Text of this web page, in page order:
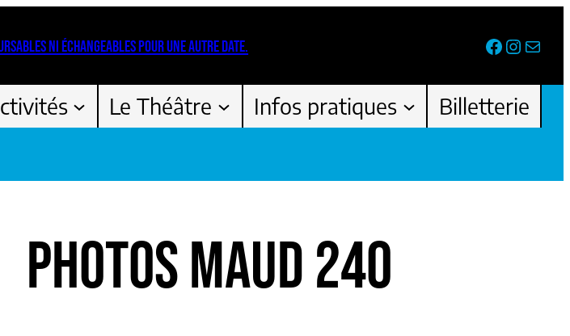
NI ÉCHANGEABLES POUR UNE AUTRE DATE. Facebook
Le Théâtre Infos pratiques Billetterie
PHOTOS MAUD 240